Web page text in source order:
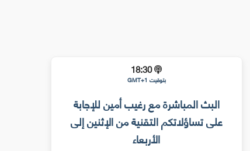
18:30
بتوقيت GMT+1
البث المباشرة مع رغيب أمين للإجابة
على تساؤلاتكم التقنية من الإثنين إلى
الأربعاء